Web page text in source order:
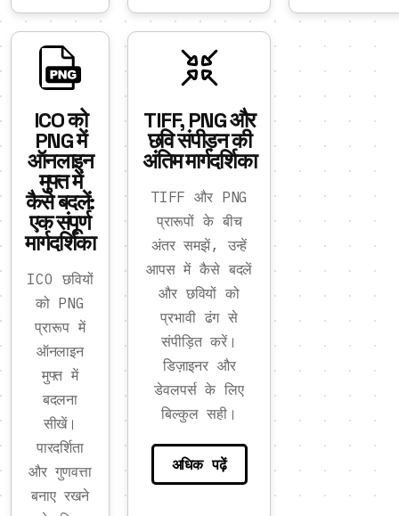
ICO को
PNG में
ऑनलाइन
मुफ्त में
कैसे बदलें:
एक संपूर्ण
मार्गदर्शिका
ICO छवियों
को PNG
प्रारूप में
ऑनलाइन
मुफ्त में
बदलना
सीखें।
पारदर्शिता
और गुणवत्ता
बनाए रखने
TIFF, PNG और
छवि संपीड़न की
अंतिम मार्गदर्शिका
TIFF और PNG
प्रारूपों के बीच
अंतर समझें, उन्हें
आपस में कैसे बदलें
और छवियों को
प्रभावी ढंग से
संपीड़ित करें।
डिज़ाइनर और
डेवलपर्स के लिए
बिल्कुल सही।
अधिक पढ़ें